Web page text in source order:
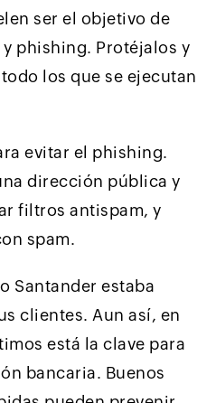
ser el objetivo de
phishing. Protéjalos y
los que se ejecutan
evitar el phishing.
dirección pública y
filtros antispam, y
spam.
Santander estaba
clientes. Aun así, en
está la clave para
bancaria. Buenos